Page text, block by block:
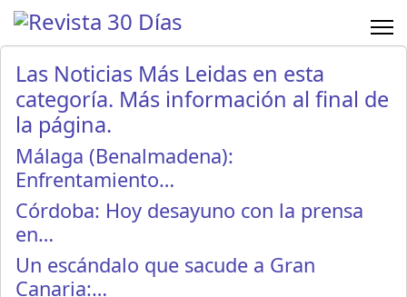
Las Noticias Más Leidas en esta
categoría. Más información al final de
la página.
Málaga (Benalmadena):
Enfrentamiento…
Córdoba: Hoy desayuno con la prensa
en…
Un escándalo que sacude a Gran
Canaria:…